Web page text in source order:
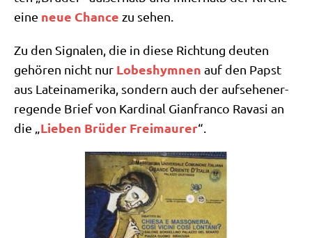
eine neue Chan­ce zu sehen.
Zu den Signa­len, die in die­se Rich­tung deu­ten
gehö­ren nicht nur Lobes­hym­nen auf den Papst
aus Latein­ame­ri­ka, son­dern auch der auf­se­hen­er­
re­gen­de Brief von Kar­di­nal Gian­fran­co Rava­si an
die „ Lie­ben Brü­der Frei­mau­rer“.